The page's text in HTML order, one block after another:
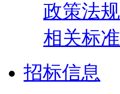
政策法规
相关标准
招标信息